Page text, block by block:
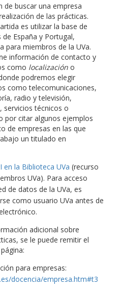
de buscar una empresa
de las prácticas.
es utilizar la base de
España y Portugal,
para miembros de la UVa.
información de contacto y
como localización o
podremos elegir
como telecomunicaciones,
radio y televisión,
servicios técnicos o
por citar algunos ejemplos
de empresas en las que
un titulado en
en la Biblioteca UVa (recurso
UVa). Para acceso
de datos de la UVa, es
como usuario UVa antes de
adicional sobre
se le puede remitir el
para empresas:
docencia/empresa.htm#t3